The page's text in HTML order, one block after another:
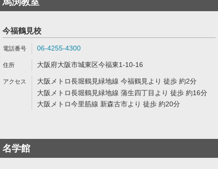
今福鶴見校
06-4255-4300
大阪府大阪市城東区今福東1-10-16
大阪メトロ長堀鶴見緑地線 今福鶴見より 徒歩 約2分
大阪メトロ長堀鶴見緑地線 蒲生四丁目より 徒歩 約16分
大阪メトロ今里筋線 新森古市より 徒歩 約20分
名学館